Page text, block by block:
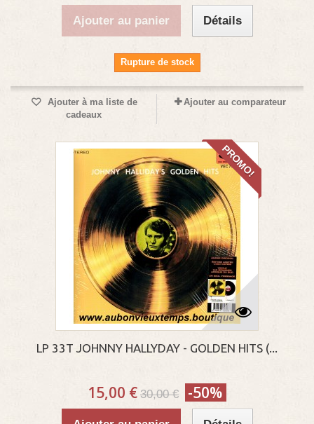
Ajouter au panier Détails
Rupture de stock
Ajouter à ma liste de
cadeaux
Ajouter au comparateur
PROMO!
LP 33T JOHNNY HALLYDAY - GOLDEN HITS (...
15,00 € 30,00 € -50%